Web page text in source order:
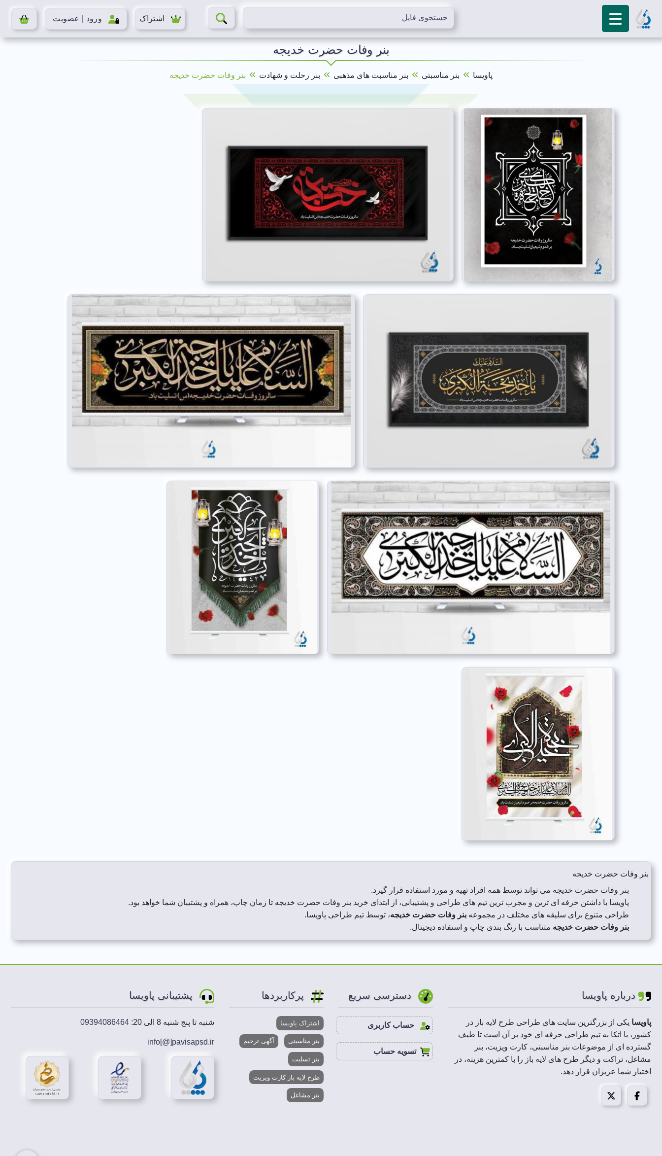
اشتراک ورود | عضویت
بنر وفات حضرت خدیجه
پاویسا » بنر مناسبتی » بنر مناسبت های مذهبی » بنر رحلت و شهادت » بنر وفات حضرت خدیجه
بنر وفات حضرت خدیجه
بنر وفات حضرت خدیجه می تواند توسط همه افراد تهیه و مورد استفاده قرار گیرد.
پاویسا با داشتن حرفه ای ترین و مجرب ترین تیم های طراحی و پشتیبانی، از ابتدای خرید بنر وفات حضرت خدیجه تا زمان چاپ، همراه و پشتیبان شما خواهد بود.
طراحی متنوع برای سلیقه های مختلف در مجموعه بنر وفات حضرت خدیجه، توسط تیم طراحی پاویسا.
بنر وفات حضرت خدیجه متناسب با رنگ بندی چاپ و استفاده دیجیتال.
درباره پاویسا
پاویسا یکی از بزرگترین سایت های طراحی طرح لایه باز در
کشور، با اتکا به تیم طراحی حرفه ای خود بر آن است تا طیف
گسترده ای از موضوعات بنر مناسبتی، کارت ویزیت، بنر
مشاغل، تراکت و دیگر طرح های لایه باز را با کمترین هزینه، در
اختیار شما عزیزان قرار دهد.
دسترسی سریع
حساب کاربری
تسویه حساب
پرکاربردها
اشتراک پاویسا
بنر مناسبتی آگهی ترحیم
بنر تسلیت
طرح لایه باز کارت ویزیت
بنر مشاغل
پشتیبانی پاویسا
شنبه تا پنج شنبه 8 الی 20: 09394086464
info[@]pavisapsd.ir